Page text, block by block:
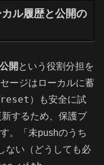
ル履歴と公開の
開 という役割分担を
ージはローカルに蓄
reset ）も安全に試
するため、保護ブ
。「未pushのうち
ない（どうしても必